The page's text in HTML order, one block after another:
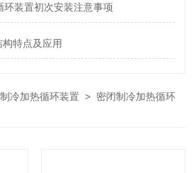
装置初次安装注意事项
构特点及应用
冷加热循环装置 > 密闭制冷加热循环